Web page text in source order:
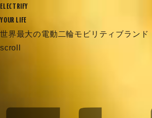
ELECTRIFY
YOUR LIFE
世界最大の電動二輪モビリティブランド
scroll